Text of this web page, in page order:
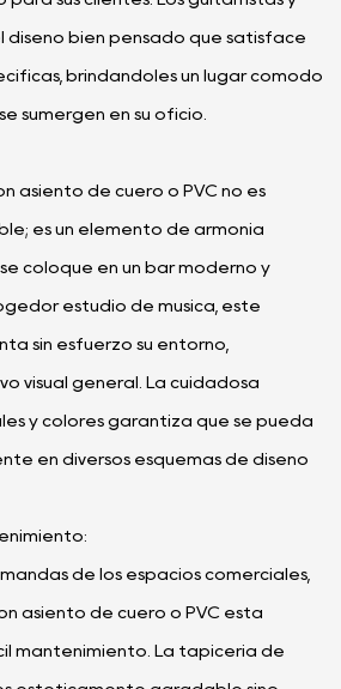
diseño bien pensado que satisface
brindándoles un lugar cómodo
sumergen en su oficio.
asiento de cuero o PVC no es
es un elemento de armonía
coloque en un bar moderno y
estudio de música, este
sin esfuerzo su entorno,
visual general. La cuidadosa
y colores garantiza que se pueda
en diversos esquemas de diseño
de los espacios comerciales,
asiento de cuero o PVC está
mantenimiento. La tapicería de